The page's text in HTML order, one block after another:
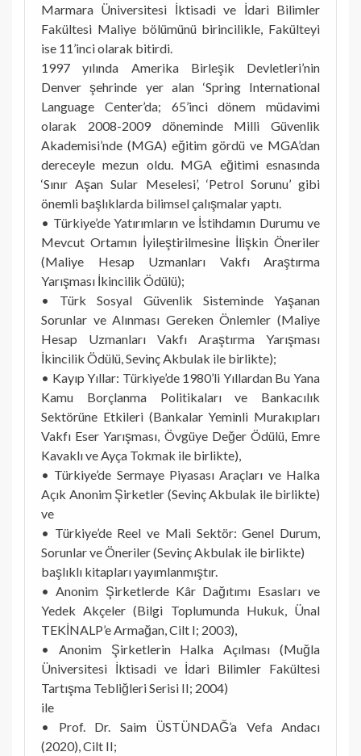
Marmara Üniversitesi İktisadi ve İdari Bilimler
Fakültesi Maliye bölümünü birincilikle, Fakülteyi
ise 11’inci olarak bitirdi.
1997 yılında Amerika Birleşik Devletleri’nin
Denver şehrinde yer alan ‘Spring International
Language Center’da; 65’inci dönem müdavimi
olarak 2008-2009 döneminde Milli Güvenlik
Akademisi’nde (MGA) eğitim gördü ve MGA’dan
dereceyle mezun oldu. MGA eğitimi esnasında
‘Sınır Aşan Sular Meselesi’, ‘Petrol Sorunu’ gibi
önemli başlıklarda bilimsel çalışmalar yaptı.
• Türkiye’de Yatırımların ve İstihdamın Durumu ve
Mevcut Ortamın İyileştirilmesine İlişkin Öneriler
(Maliye Hesap Uzmanları Vakfı Araştırma
Yarışması İkincilik Ödülü);
• Türk Sosyal Güvenlik Sisteminde Yaşanan
Sorunlar ve Alınması Gereken Önlemler (Maliye
Hesap Uzmanları Vakfı Araştırma Yarışması
İkincilik Ödülü, Sevinç Akbulak ile birlikte);
• Kayıp Yıllar: Türkiye’de 1980’li Yıllardan Bu Yana
Kamu Borçlanma Politikaları ve Bankacılık
Sektörüne Etkileri (Bankalar Yeminli Murakıpları
Vakfı Eser Yarışması, Övgüye Değer Ödülü, Emre
Kavaklı ve Ayça Tokmak ile birlikte),
• Türkiye’de Sermaye Piyasası Araçları ve Halka
Açık Anonim Şirketler (Sevinç Akbulak ile birlikte)
ve
• Türkiye’de Reel ve Mali Sektör: Genel Durum,
Sorunlar ve Öneriler (Sevinç Akbulak ile birlikte)
başlıklı kitapları yayımlanmıştır.
• Anonim Şirketlerde Kâr Dağıtımı Esasları ve
Yedek Akçeler (Bilgi Toplumunda Hukuk, Ünal
TEKİNALP’e Armağan, Cilt I; 2003),
• Anonim Şirketlerin Halka Açılması (Muğla
Üniversitesi İktisadi ve İdari Bilimler Fakültesi
Tartışma Tebliğleri Serisi II; 2004)
ile
• Prof. Dr. Saim ÜSTÜNDAĞ’a Vefa Andacı
(2020), Cilt II;